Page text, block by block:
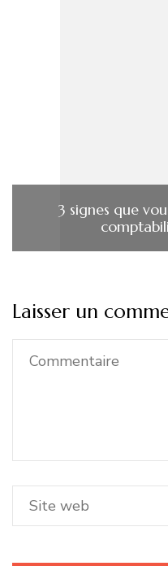
3 signes que
Laisser un